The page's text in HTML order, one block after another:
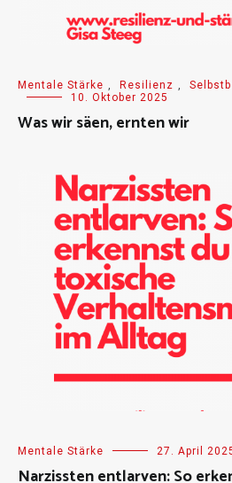
Mentale Stärke Resilienz
10. Oktober 2025
Was wir säen, ernten wir
Mentale Stärke 27. April
Narzissten entlarven: So